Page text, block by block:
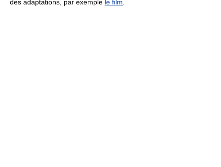
des adaptations, par exemple le film.